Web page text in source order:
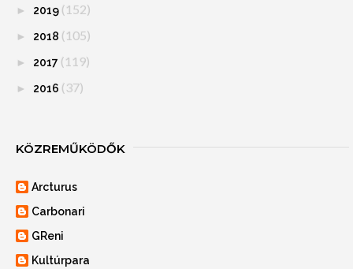
► 2019 (152)
► 2018 (105)
► 2017 (119)
► 2016 (37)
KÖZREMŰKÖDŐK
Arcturus
Carbonari
GReni
Kultúrpara